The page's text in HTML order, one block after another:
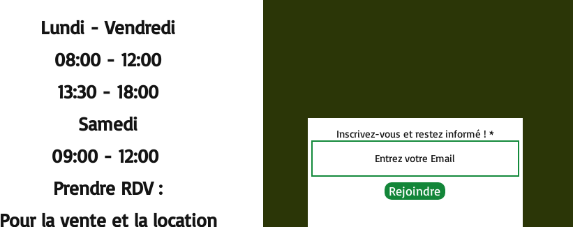
Lundi - Vendredi
08:00 - 12:00
13:30 - 18:00
Samedi
09:00 - 12:00
Prendre RDV :
Pour la vente et la location
Inscrivez-vous et restez informé !
Rejoindre